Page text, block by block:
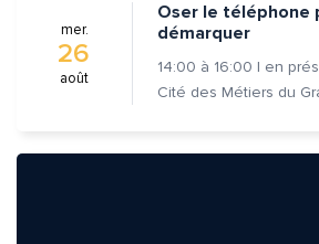
mer.
26
août
Oser le téléphone
démarquer
14:00 à 16:00 | en